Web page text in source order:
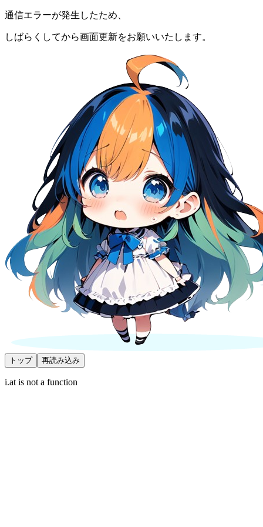
通信エラーが発生したため、
しばらくしてから画面更新をお願いいたします。
トップ 再読み込み
i.at is not a function